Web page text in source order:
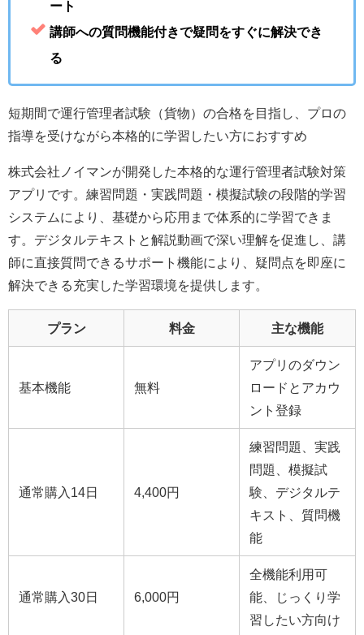
ート
講師への質問機能付きで疑問をすぐに解決でき
る
短期間で運行管理者試験（貨物）の合格を目指し、プロの
指導を受けながら本格的に学習したい方におすすめ
株式会社ノイマンが開発した本格的な運行管理者試験対策
アプリです。練習問題・実践問題・模擬試験の段階的学習
システムにより、基礎から応用まで体系的に学習できま
す。デジタルテキストと解説動画で深い理解を促進し、講
師に直接質問できるサポート機能により、疑問点を即座に
解決できる充実した学習環境を提供します。
プラン 料金 主な機能
基本機能 無料
アプリのダウン
ロードとアカウ
ント登録
通常購入14日 4,400円
練習問題、実践
問題、模擬試
験、デジタルテ
キスト、質問機
能
通常購入30日 6,000円
全機能利用可
能、じっくり学
習したい方向け